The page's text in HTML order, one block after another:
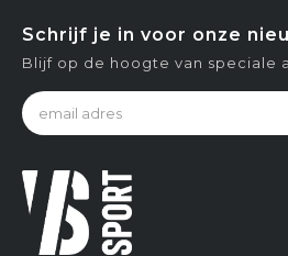
Schrijf je in voor onze
Blijf op de hoogte van speciale